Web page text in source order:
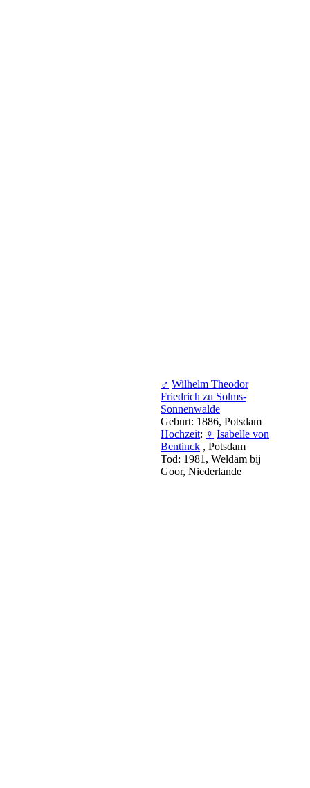
♂ Wilhelm Theodor
Friedrich zu Solms-
Sonnenwalde
Geburt: 1886, Potsdam
Hochzeit: ♀ Isabelle von
Bentinck , Potsdam
Tod: 1981, Weldam bij
Goor, Niederlande